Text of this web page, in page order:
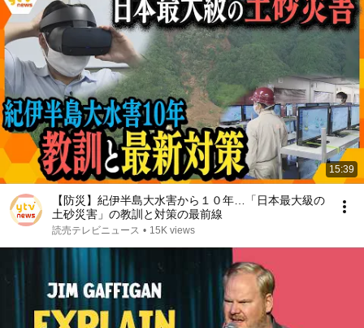
15:39
【防災】紀伊半島大水害から１０年…「日本最大級の
土砂災害」の教訓と対策の最前線
読売テレビニュース • 15K views